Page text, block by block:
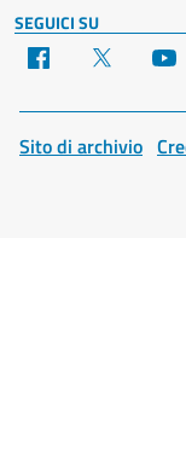
SEGUICI SU
Facebook
Sito di archivio